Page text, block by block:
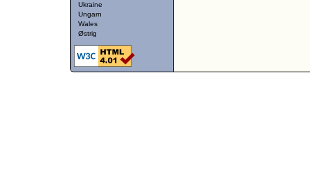
Ukraine
Ungarn
Wales
Østrig